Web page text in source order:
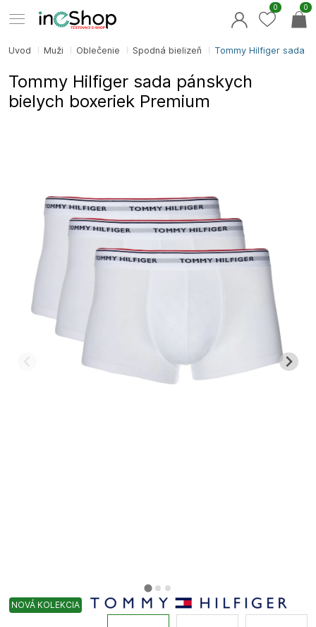
Úvod Muži Oblečenie Spodná bielizeň Tommy Hilfiger sada
Tommy Hilfiger sada pánskych
bielych boxeriek Premium
NOVÁ KOLEKCIA
0
0